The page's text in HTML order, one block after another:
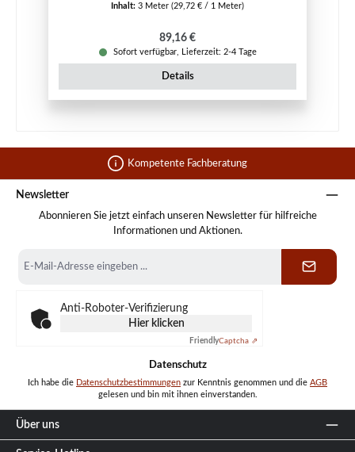
Inhalt: 3 Meter (29,72 € / 1 Meter)
Regulärer Preis:
89,16 €
Sofort verfügbar, Lieferzeit: 2-4 Tage
Details
Kompetente Fachberatung
Newsletter
Abonnieren Sie jetzt einfach unseren Newsletter für hilfreiche
Informationen und Aktionen.
Mail-
Anti-Roboter-Verifizierung
Hier klicken
FriendlyCaptcha ⇗
Datenschutz
Ich habe die Datenschutzbestimmungen zur Kenntnis genommen und die AGB
gelesen und bin mit ihnen einverstanden.
Über uns